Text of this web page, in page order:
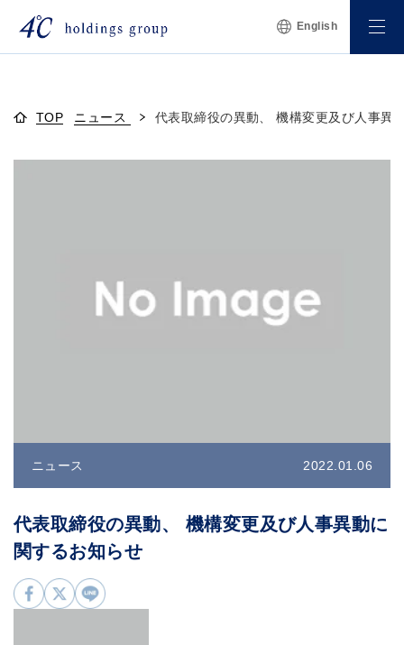
English
TOP ニュース 代表取締役の異動、 機構変更及び人事異
ニュース 2022.01.06
代表取締役の異動、 機構変更及び人事異動に
関するお知らせ